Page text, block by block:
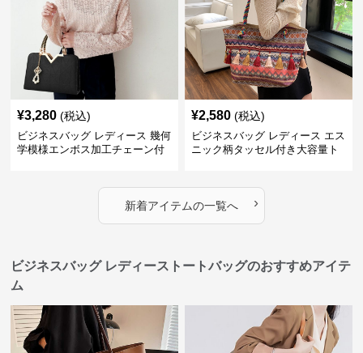
¥3,280 (税込)
ビジネスバッグ レディース 幾何
学模様エンボス加工チェーン付
¥2,580 (税込)
ビジネスバッグ レディース エス
ニック柄タッセル付き大容量ト
新着アイテムの一覧へ ›
ビジネスバッグ レディーストートバッグのおすすめアイテ
ム